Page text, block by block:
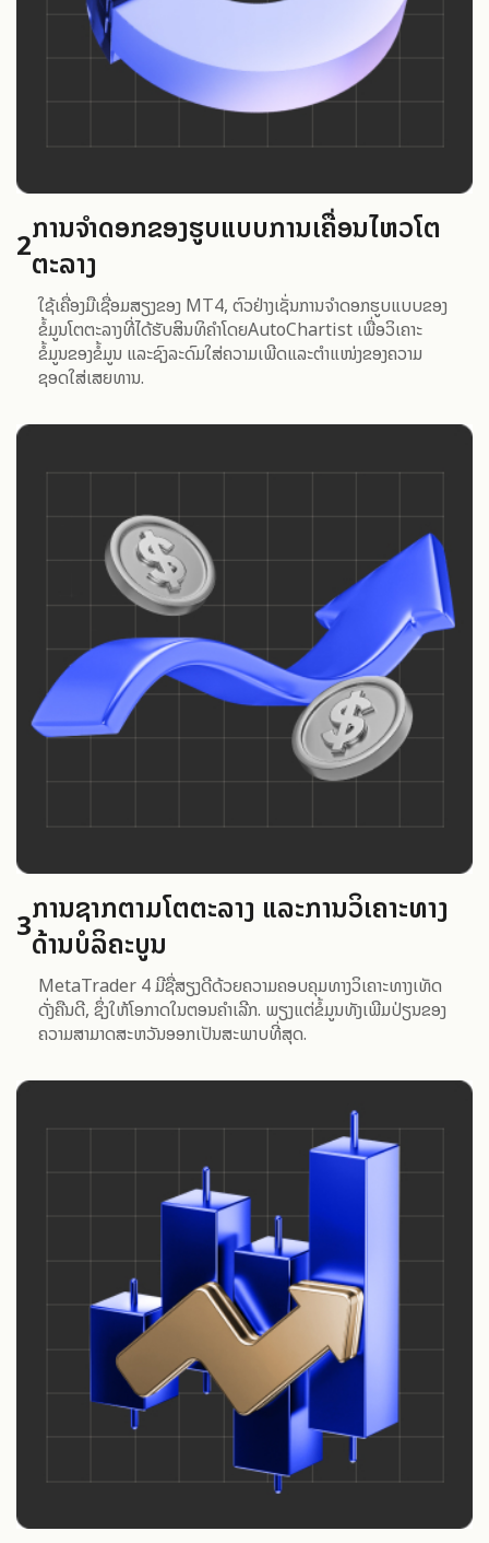
2ການຈຳດອກຂອງຮູບແບບການເຄື່ອນໄຫວໂຕ
ຕະລາງ
ໃຊ້ເຄື່ອງມືເຊື່ອມສຽງຂອງ MT4, ຕົວຢ່າງເຊັ່ນການຈຳດອກຮູບແບບຂອງ
ຂໍ້ມູນໂຕຕະລາງທີ່ໄດ້ຮັບສິນທິຄໍາໂດຍAutoChartist ເພື່ອວິເຄາະ
ຂໍ້ມູນຂອງຂໍ້ມູນ ແລະຊົງລະດົມໃສ່ຄວາມເພີດແລະຕໍາແໜ່ງຂອງຄວາມ
ຊອດໃສ່ເສຍທານ.
3ການຊາກຕາມໂຕຕະລາງ ແລະການວິເຄາະທາງ
ດ້ານບໍລິຄະບູນ
MetaTrader 4 ມີຊື່ສຽງດີດ້ວຍຄວາມຄອບຄຸມທາງວິເຄາະທາງເທັດ
ດັ່ງຄືນດີ, ຊຶ່ງໃຫ້ໂອກາດໃນຕອນຄໍາເລີກ. ພຽງແຕ່ຂໍ້ມູນທັງເພີມປ່ຽນຂອງ
ຄວາມສາມາດສະຫວັນອອກເປັນສະພາບທີ່ສຸດ.